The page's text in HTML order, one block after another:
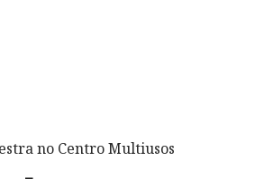
no Centro Multiusos